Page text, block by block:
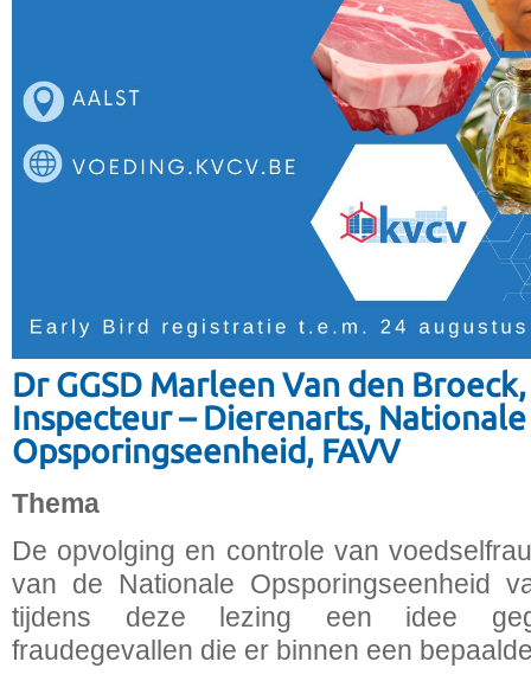
Dr GGSD Marleen Van den Broeck,
Inspecteur – Dierenarts, Nationale
Opsporingseenheid, FAVV
Thema
De opvolging en controle van
van de Nationale Opsporingseenheid
tijdens deze lezing een idee
fraudegevallen die er binnen een